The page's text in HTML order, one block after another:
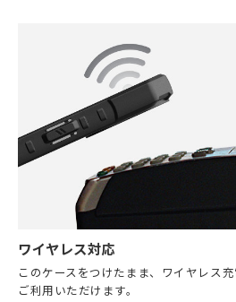
ワイヤレス対応
このケースをつけたまま、ワイヤレス
ご利用いただけます。